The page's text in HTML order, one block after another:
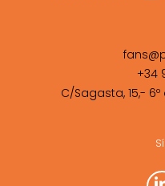
+34
C/Sagasta, 15,-